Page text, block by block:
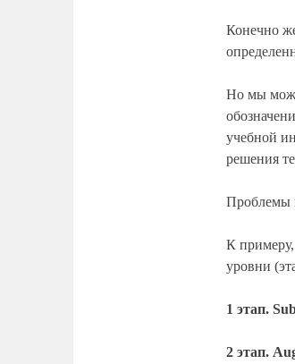
Конечно
Но мы
учебной
решения
Проблемы
К примеру,
уровни
1 этап.
2 этап.